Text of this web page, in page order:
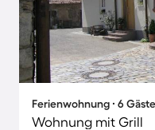
Ferienwohnung ∙ 6
Wohnung mit Grill